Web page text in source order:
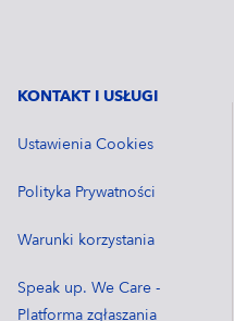
KONTAKT I USŁUGI
Ustawienia Cookies
Polityka Prywatności
Warunki korzystania
Speak up. We Care -
Platforma zgłaszania